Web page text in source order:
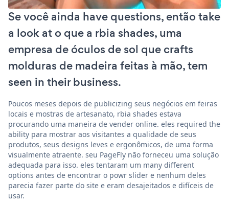
Se você ainda have questions, então take
a look at o que a rbia shades, uma
empresa de óculos de sol que crafts
molduras de madeira feitas à mão, tem
seen in their business.
Poucos meses depois de publicizing seus negócios em feiras
locais e mostras de artesanato, rbia shades estava
procurando uma maneira de vender online. eles required the
ability para mostrar aos visitantes a qualidade de seus
produtos, seus designs leves e ergonômicos, de uma forma
visualmente atraente. seu PageFly não forneceu uma solução
adequada para isso. eles tentaram um many different
options antes de encontrar o powr slider e nenhum deles
parecia fazer parte do site e eram desajeitados e difíceis de
usar.